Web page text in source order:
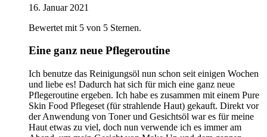
16. Januar 2021
Bewertet mit 5 von 5 Sternen.
Eine ganz neue Pflegeroutine
Ich benutze das Reinigungsöl nun schon seit einigen Wochen
und liebe es! Dadurch hat sich für mich eine ganz neue
Pflegeroutine ergeben. Ich habe es zusammen mit einem Pure
Skin Food Pflegeset (für strahlende Haut) gekauft. Direkt vor
der Anwendung von Toner und Gesichtsöl war es für meine
Haut etwas zu viel, doch nun verwende ich es immer am